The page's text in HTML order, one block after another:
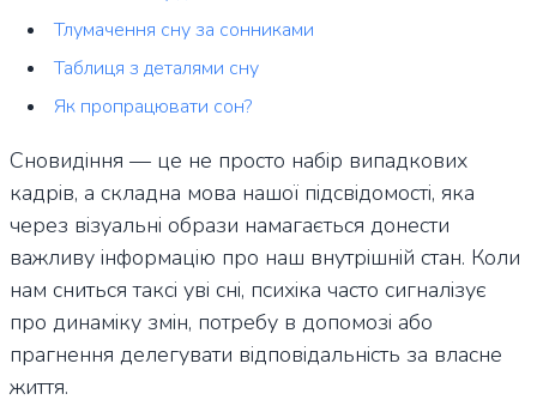
Тлумачення сну за сонниками
Таблиця з деталями сну
Як пропрацювати сон?
Сновидіння — це не просто набір випадкових
кадрів, а складна мова нашої підсвідомості, яка
через візуальні образи намагається донести
важливу інформацію про наш внутрішній стан. Коли
нам сниться таксі уві сні, психіка часто сигналізує
про динаміку змін, потребу в допомозі або
прагнення делегувати відповідальність за власне
життя.